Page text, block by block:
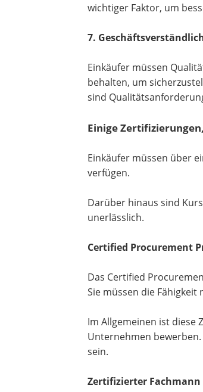
wichtiger Faktor, um
7.
Einkäufer müssen
behalten, um
sind
Einige
Einkäufer müssen über
verfügen.
Darüber hinaus sind
unerlässlich.
Certified Procurement
Das Certified
Sie müssen die
Im Allgemeinen ist diese
Unternehmen
sein.
Zertifizierter Fachmann